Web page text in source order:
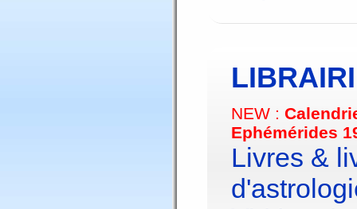
NEW :
Ephémérides
Livres &